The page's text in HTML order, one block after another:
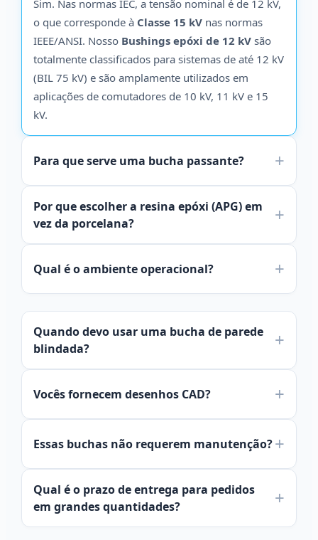
Sim. Nas normas IEC, a tensão nominal é de 12 kV,
o que corresponde à Classe 15 kV nas normas
IEEE/ANSI. Nosso Bushings epóxi de 12 kV são
totalmente classificados para sistemas de até 12 kV
(BIL 75 kV) e são amplamente utilizados em
aplicações de comutadores de 10 kV, 11 kV e 15
kV.
Para que serve uma bucha passante?
Por que escolher a resina epóxi (APG) em
vez da porcelana?
Qual é o ambiente operacional?
Quando devo usar uma bucha de parede
blindada?
Vocês fornecem desenhos CAD?
Essas buchas não requerem manutenção?
Qual é o prazo de entrega para pedidos
em grandes quantidades?
العربية